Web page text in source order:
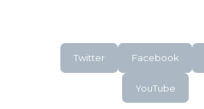
Twitter Facebook
YouTube